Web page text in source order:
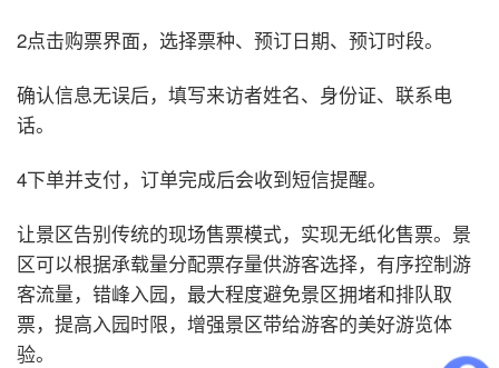
2点击购票界面，选择票种、预订日期、预订时段。
确认信息无误后，填写来访者姓名、身份证、联系电
话。
4下单并支付，订单完成后会收到短信提醒。
让景区告别传统的现场售票模式，实现无纸化售票。景
区可以根据承载量分配票存量供游客选择，有序控制游
客流量，错峰入园，最大程度避免景区拥堵和排队取
票，提高入园时限，增强景区带给游客的美好游览体
验。